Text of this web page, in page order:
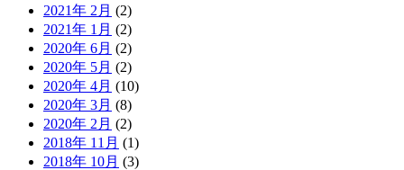
2021年 2月 (2)
2021年 1月 (2)
2020年 6月 (2)
2020年 5月 (2)
2020年 4月 (10)
2020年 3月 (8)
2020年 2月 (2)
2018年 11月 (1)
2018年 10月 (3)